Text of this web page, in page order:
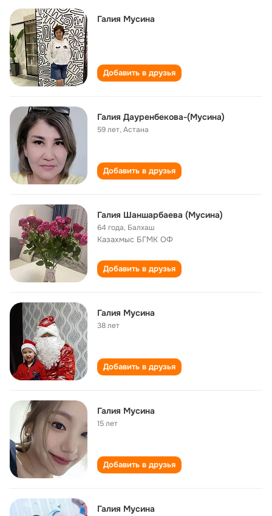
Галия Мусина
Добавить в друзья
Галия Дауренбекова-(Мусина)
59 лет,Астана
Добавить в друзья
Галия Шаншарбаева (Мусина)
64 года, Балхаш
Казахмыс БГМК ОФ
Добавить в друзья
Галия Мусина
38 лет
Добавить в друзья
Галия Мусина
15 лет
Добавить в друзья
Галия Мусина